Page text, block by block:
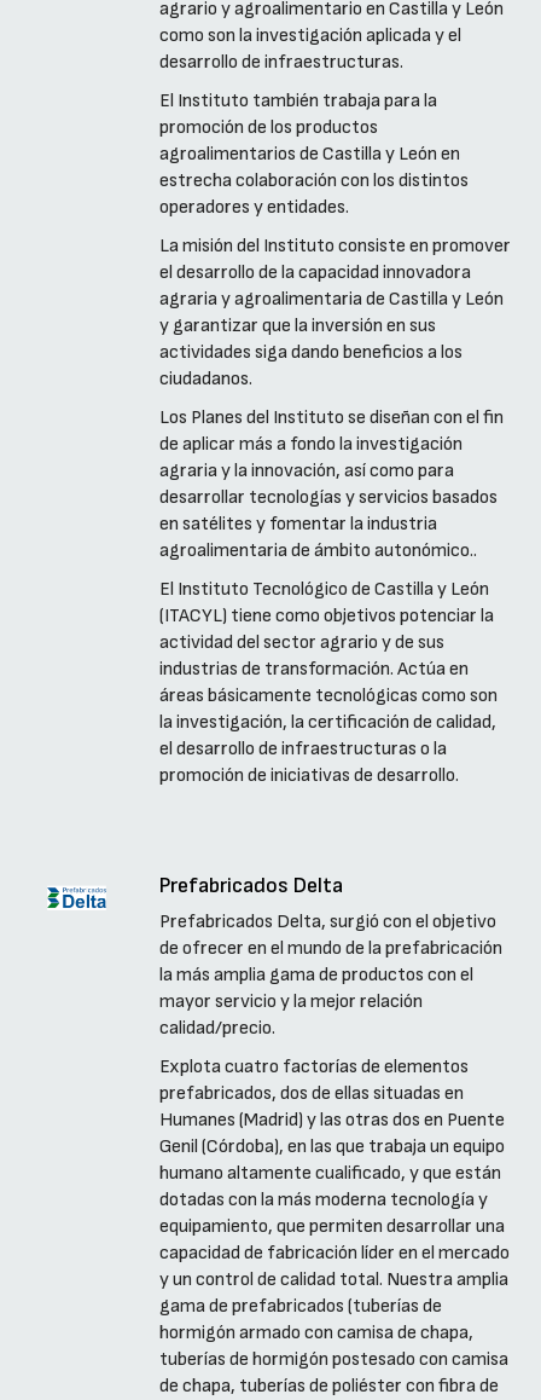
agrario y agroalimentario en Castilla y León
como son la investigación aplicada y el
desarrollo de infraestructuras.
El Instituto también trabaja para la
promoción de los productos
agroalimentarios de Castilla y León en
estrecha colaboración con los distintos
operadores y entidades.
La misión del Instituto consiste en promover
el desarrollo de la capacidad innovadora
agraria y agroalimentaria de Castilla y León
y garantizar que la inversión en sus
actividades siga dando beneficios a los
ciudadanos.
Los Planes del Instituto se diseñan con el fin
de aplicar más a fondo la investigación
agraria y la innovación, así como para
desarrollar tecnologías y servicios basados
en satélites y fomentar la industria
agroalimentaria de ámbito autonómico..
El Instituto Tecnológico de Castilla y León
(ITACYL) tiene como objetivos potenciar la
actividad del sector agrario y de sus
industrias de transformación. Actúa en
áreas básicamente tecnológicas como son
la investigación, la certificación de calidad,
el desarrollo de infraestructuras o la
promoción de iniciativas de desarrollo.
Prefabricados Delta
Prefabricados Delta, surgió con el objetivo
de ofrecer en el mundo de la prefabricación
la más amplia gama de productos con el
mayor servicio y la mejor relación
calidad/precio.
Explota cuatro factorías de elementos
prefabricados, dos de ellas situadas en
Humanes (Madrid) y las otras dos en Puente
Genil (Córdoba), en las que trabaja un equipo
humano altamente cualificado, y que están
dotadas con la más moderna tecnología y
equipamiento, que permiten desarrollar una
capacidad de fabricación líder en el mercado
y un control de calidad total. Nuestra amplia
gama de prefabricados (tuberías de
hormigón armado con camisa de chapa,
tuberías de hormigón postesado con camisa
de chapa, tuberías de poliéster con fibra de